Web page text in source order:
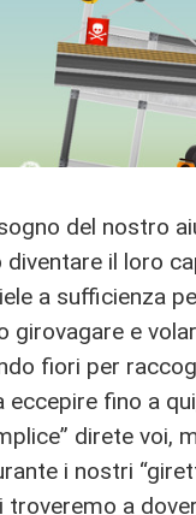
del nostro
il loro
a sufficienza
girovagare e
fiori per
eccepire fino a
direte voi,
i nostri
troveremo a